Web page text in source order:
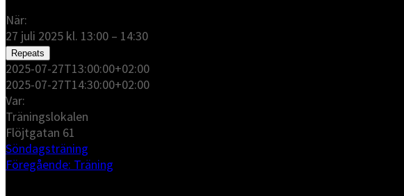
När:
27 juli 2025 kl. 13:00 – 14:30
Repeats
2025-07-27T13:00:00+02:00
2025-07-27T14:30:00+02:00
Var:
Träningslokalen
Flöjtgatan 61
Söndagsträning
Inläggsnavigering
Föregående: Föregående
Träning